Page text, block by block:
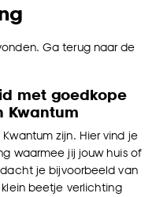
Ga terug naar de
met goedkope
Kwantum
zijn. Hier vind je
waarmee jij jouw huis of
je bijvoorbeeld van
beetje verlichting